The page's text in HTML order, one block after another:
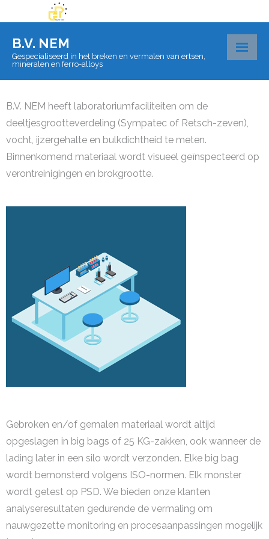
B.V. NEM
Gespecialiseerd in het breken en vermalen van ertsen,
mineralen en ferro-alloys
Materialen
Certificaten
Laboratorium
B.V. NEM heeft laboratoriumfaciliteiten om de
deeltjesgrootteverdeling (Sympatec of Retsch-zeven),
vocht, ijzergehalte en bulkdichtheid te meten.
Binnenkomend materiaal wordt visueel geïnspecteerd op
verontreinigingen en brokgrootte.
Gebroken en/of gemalen materiaal wordt altijd
opgeslagen in big bags of 25 KG-zakken, ook wanneer de
lading later in een silo wordt verzonden. Elke big bag
wordt bemonsterd volgens ISO-normen. Elk monster
wordt getest op PSD. We bieden onze klanten
analyseresultaten gedurende de vermaling om
nauwgezette monitoring en procesaanpassingen mogelijk